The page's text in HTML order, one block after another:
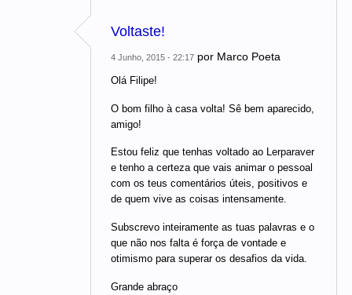
Voltaste!
4 Junho, 2015 - 22:17 por Marco Poeta
Olá Filipe!
O bom filho à casa volta! Sê bem aparecido,
amigo!
Estou feliz que tenhas voltado ao Lerparaver
e tenho a certeza que vais animar o pessoal
com os teus comentários úteis, positivos e
de quem vive as coisas intensamente.
Subscrevo inteiramente as tuas palavras e o
que não nos falta é força de vontade e
otimismo para superar os desafios da vida.
Grande abraço